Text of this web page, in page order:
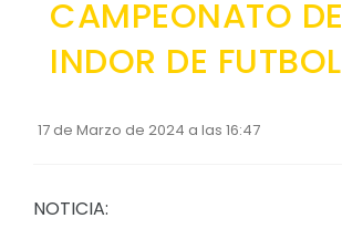
Convocatorias
GESTIÓN ADMINISTRATIVA
CAMPEONATO DE
INDOR DE FUTBOL
17 de Marzo de 2024 a las 16:47
NOTICIA: